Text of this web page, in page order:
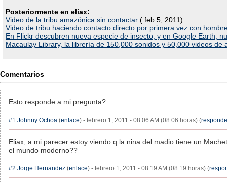
Posteriormente en eliax:
Video de la tribu amazónica sin contactar ( feb 5, 2011)
Video de tribu haciendo contacto directo por primera vez con
En Flickr descubren nueva especie de insecto, y en Google Earth,
Macaulay Library, la librería de 150,000 sonidos y 50,000 videos de
Comentarios
Esto responde a mi pregunta?
#1 Johnny Ochoa (enlace) - febrero 1, 2011 - 08:06 AM (08:06 horas) (
Eliax, a mi parecer estoy viendo q la nina del madio tiene un
el mundo moderno??
#2 Jorge Hernandez (enlace) - febrero 1, 2011 - 08:19 AM (08:19 horas) (